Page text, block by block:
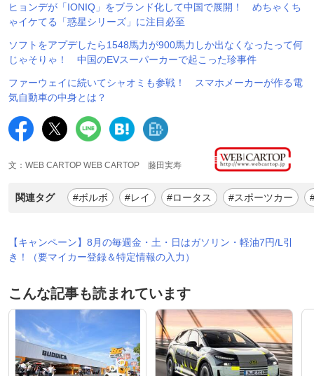
ヒョンデが「IONIQ」をブランド化して中国で展開！ めちゃくち
ゃイケてる「惑星シリーズ」に注目必至
ソフトをアプデしたら1548馬力が900馬力しか出なくなったって何
じゃそりゃ！ 中国のEVスーパーカーで起こった珍事件
ファーウェイに続いてシャオミも参戦！ スマホメーカーが作る電
気自動車の中身とは？
文：WEB CARTOP WEB CARTOP 藤田実寿
関連タグ #ボルボ #レイ #ロータス #スポーツカー
【キャンペーン】8月の毎週金・土・日はガソリン・軽油7円/L引
き！（要マイカー登録＆特定情報の入力）
こんな記事も読まれています